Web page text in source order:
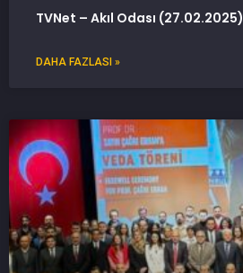
TVNet – Akıl Odası (27.02.2025)
DAHA FAZLASI »